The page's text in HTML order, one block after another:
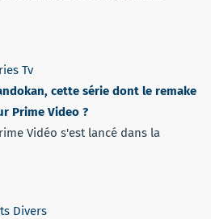
Tv
cette série dont le remake
Prime Video ?
Vidéo s'est lancé dans la
Divers